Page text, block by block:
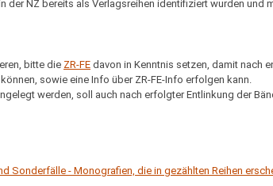
der NZ bereits als Verlagsreihen identifiziert wurden und
bitte die ZR-FE davon in Kenntnis setzen, damit nach
sowie eine Info über ZR-FE-Info erfolgen kann.
werden, soll auch nach erfolgter Entlinkung der
Sonderfälle - Monografien, die in gezählten Reihen